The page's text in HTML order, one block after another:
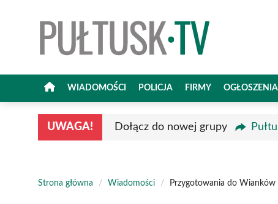
WIADOMOŚCI POLICJA FIRMY OGŁOSZENIA
UWAGA! Dołącz do nowej grupy
Strona główna / Wiadomości / Przygotowania do Wianków